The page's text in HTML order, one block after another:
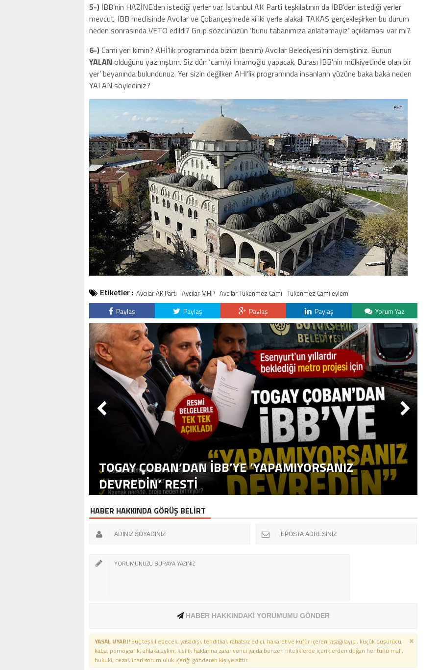
5-) İBB’nin HAZİNE’den istediği yerler var. İstanbul AK Parti teşkilatının da İBB’den istediği yerler
mevcut. İBB meclisinde Avcılar ve Çobançeşmede ki iki yerle alakalı TAKAS gerçekleşirken bu durum
neden sonrasında VETO edildi? Grup sözcünüzün ‘bunu tabanımıza anlatamayız’ açıklaması var mı?
6-)Cami yeri kimin? AHİ’lik programında bizim (benim) Avcılar Belediyesi’nin demiştiniz. Bunun
YALAN olduğunu yazmıştım. Siz dün ‘camiyi İmamoğlu yapacak. Burası İBB’nin mülkiyetinde olan bir
yer’ beyanında bulundunuz. Yer sizin değilken AHİ’lik programında insanların yüzüne baka baka neden
YALAN söylediniz?
Etiketler : Avcılar AK Parti Avcılar MHP Avcılar Tükenmez Cami Tükenmez Cami eylem
Paylaş Paylaş Paylaş Paylaş Yorum Yaz
TOGAY ÇOBAN’DAN İBB’YE ‘YAPAMIYORSANIZ
DEVREDIN’ RESTI
HABER HAKKINDA GÖRÜŞ BELİRT
HABER HAKKINDAKİ YORUMUMU GÖNDER
YASAL UYARI! Suç teşkil edecek, yasadışı, tehditkar, rahatsız edici, hakaret ve küfür içeren, aşağılayıcı, küçük düşürücü,
kaba, pornografik, ahlaka aykırı, kişilik haklarına zarar verici ya da benzeri niteliklerde içeriklerden doğan her türlü mali,
hukuki, cezai, idari sorumluluk içeriği gönderen kişiye aittir.